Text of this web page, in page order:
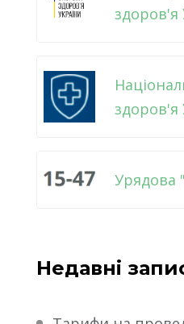
здоров'я
здоров'я
Урядова
Недавні